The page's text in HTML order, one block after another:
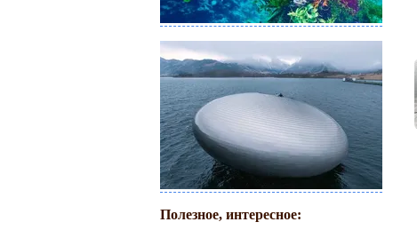
Полезное, интересное: